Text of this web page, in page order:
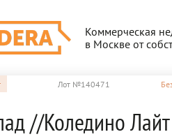
Коммерческая
в Москве от
Лот №140471
//Коледино Лайт